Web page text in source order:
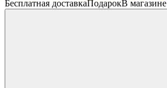
Бесплатная доставкаПодарокВ магазине